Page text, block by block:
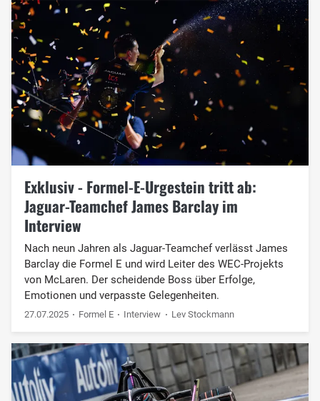
Exklusiv - Formel-E-Urgestein tritt ab:
Jaguar-Teamchef James Barclay im
Interview
Nach neun Jahren als Jaguar-Teamchef verlässt James
Barclay die Formel E und wird Leiter des WEC-Projekts
von McLaren. Der scheidende Boss über Erfolge,
Emotionen und verpasste Gelegenheiten.
27.07.2025 Formel E Interview Lev Stockmann